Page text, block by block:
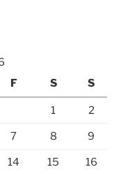
F S S
1 2
7 8 9
14 15 16